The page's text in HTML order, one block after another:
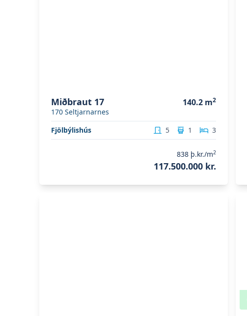
Miðbraut 17
170 Seltjarnarnes
140.2 m2
Fjölbýlishús 5 1 3
838 þ.kr./m2
117.500.000 kr.